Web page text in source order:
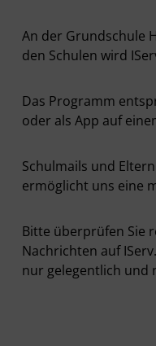
An der Grundschule
den Schulen wird
Das Programm
oder als App auf
Schulmails und
ermöglicht uns eine
Bitte überprüfen Sie
Nachrichten auf
nur gelegentlich und